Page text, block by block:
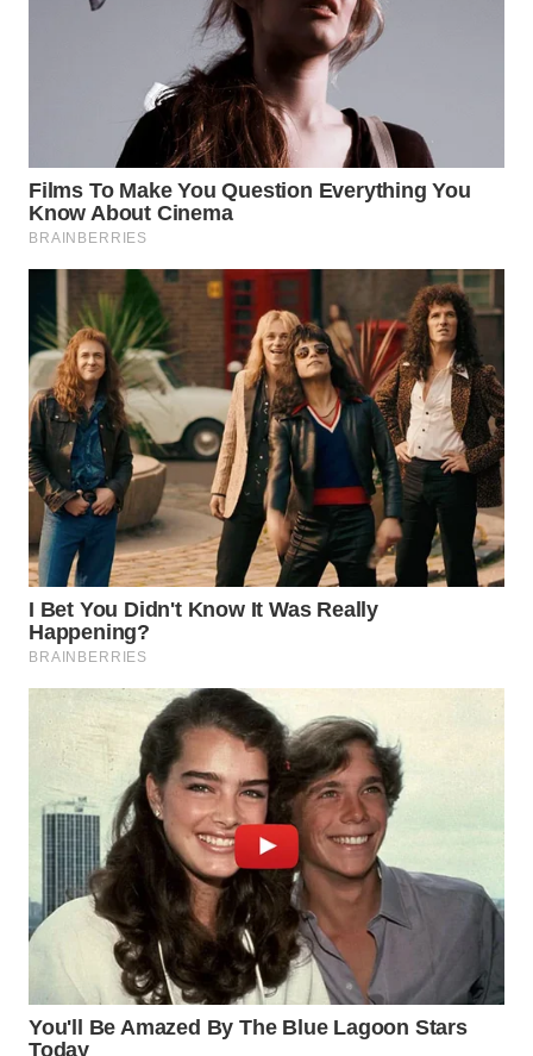
SEMARANG
WN
WN
BOROBUDUR
WN
MADURA
WN
SURABAYA
WN
NATUNA
BINTAN
MANDALIKA
WN
LIKUPANG
LABUANBAJO
WN